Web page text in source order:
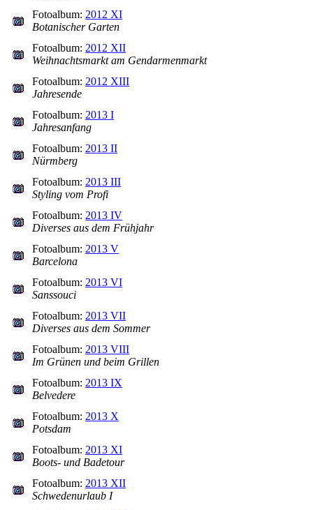
Fotoalbum: 2012 XI
Botanischer Garten
Fotoalbum: 2012 XII
Weihnachtsmarkt am Gendarmenmarkt
Fotoalbum: 2012 XIII
Jahresende
Fotoalbum: 2013 I
Jahresanfang
Fotoalbum: 2013 II
Nürmberg
Fotoalbum: 2013 III
Styling vom Profi
Fotoalbum: 2013 IV
Diverses aus dem Frühjahr
Fotoalbum: 2013 V
Barcelona
Fotoalbum: 2013 VI
Sanssouci
Fotoalbum: 2013 VII
Diverses aus dem Sommer
Fotoalbum: 2013 VIII
Im Grünen und beim Grillen
Fotoalbum: 2013 IX
Belvedere
Fotoalbum: 2013 X
Potsdam
Fotoalbum: 2013 XI
Boots- und Badetour
Fotoalbum: 2013 XII
Schwedenurlaub I